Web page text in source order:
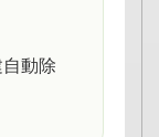
動除